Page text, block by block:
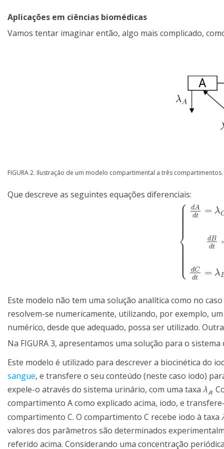
Aplicações em ciências biomédicas
Vamos tentar imaginar então, algo mais complicado,
FIGURA 2. Ilustração de um modelo compartimental a três compartimentos.
Que descreve as seguintes equações diferenciais:
⎧
⎩
⎨
⎪
⎪
⎪
⎪⎪⎪⎪⎪
⎪
⎪⎪
⎪⎪⎪⎪⎪
dA
dt = λ
dB
dt
dC
dt = λ
{d λCA C
Este modelo não tem uma solução analítica como no
resolvem-se numericamente, utilizando, por exemplo,
numérico, desde que adequado, possa ser utilizado.
Na FIGURA 3, apresentamos uma solução para o
Este modelo é utilizado para descrever a biocinética do
sangue, e transfere o seu conteúdo (neste caso iodo)
expele-o através do sistema urinário, com uma taxa λA.
compartimento A como explicado acima, iodo, e
compartimento C. O compartimento C recebe iodo à taxa
valores dos parâmetros são determinados
referido acima. Considerando uma concentração